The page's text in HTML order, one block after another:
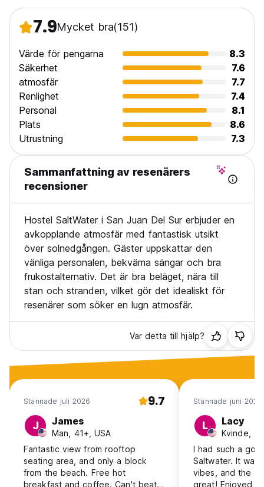
7.9Mycket bra(151)
Värde för pengarna
8.3
Säkerhet
7.6
atmosfär
7.7
Renlighet
7.4
Personal
8.1
Plats
8.6
Utrustning
7.3
Sammanfattning av resenärers
recensioner
Hostel SaltWater i San Juan Del Sur erbjuder en
avkopplande atmosfär med fantastisk utsikt
över solnedgången. Gäster uppskattar den
vänliga personalen, bekväma sängar och bra
frukostalternativ. Det är bra beläget, nära till
stan och stranden, vilket gör det idealiskt för
resenärer som söker en lugn atmosfär.
Var detta till hjälp?
Stannade juli 2026 9.7
J James
Man, 41+, USA
Fantastic view from rooftop
seating area, and only a block
from the beach. Free hot
breakfast and coffee. Can't beat it
Stannade juni 2026
L Lacy
Kvinde,
I had such a
Saltwater. It was
vibes, and the
great! Enjoyed